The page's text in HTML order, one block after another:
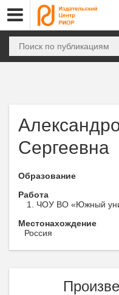
Сергеевна
Образование
Работа
ЧОУ ВО «Южный
Местонахождение
Россия